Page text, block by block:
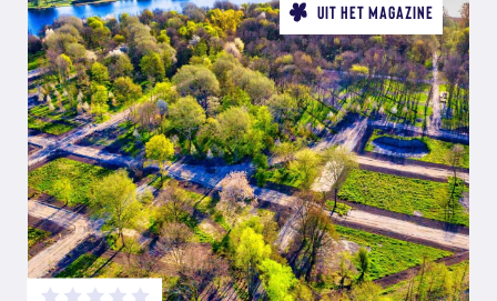
UIT HET MAGAZINE